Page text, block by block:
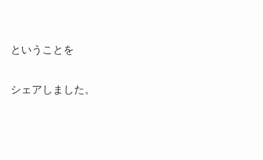
ということを
シェアしました。